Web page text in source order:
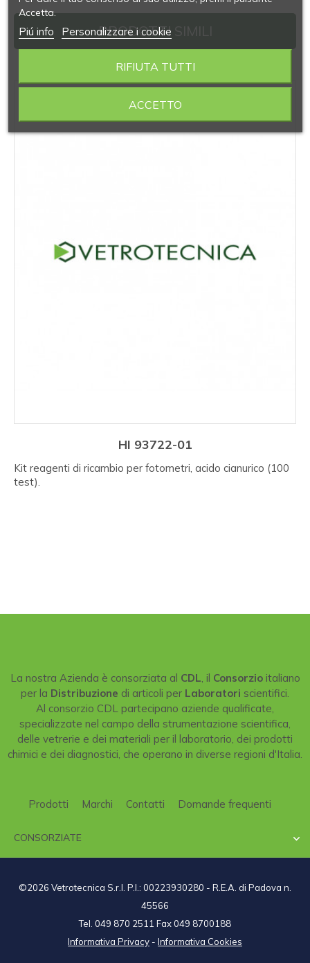
PRODOTTI SIMILI
HI 93722-01
Kit reagenti di ricambio per fotometri, acido cianurico (100
test).
La nostra Azienda è consorziata al CDL, il Consorzioitaliano
per la Distribuzione di articoli per Laboratori scientifici.
Al consorzio CDL partecipano aziende qualificate,
specializzate nel campo della strumentazione scientifica,
delle vetrerie e dei materiali per il laboratorio, dei prodotti
chimici e dei diagnostici, che operano in diverse regioni d'Italia.
Prodotti Marchi Contatti Domande frequenti
CONSORZIATE 
Accetta.
Piú info Personalizzare i cookie
RIFIUTA TUTTI
ACCETTO
©2026 Vetrotecnica S.r.l. P.I.: 00223930280 - R.E.A. di Padova n.
45566
Tel. 049 870 2511 Fax 049 8700188
Informativa Privacy - Informativa Cookies